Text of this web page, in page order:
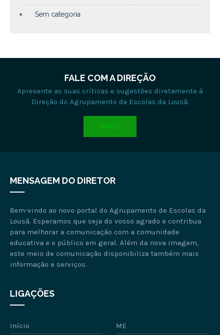
Sem categoria
FALE COM A DIREÇÃO
Apresente as suas críticas e sugestões diretamente à
Direção do Agrupamento de Escolas da Lousã.
EMAIL
MENSAGEM DO DIRETOR
Bem-vindo ao novo portal do Agrupamento de Escolas da
Lousã. Esperamos que seja do vosso agrado e contribua
para melhorar a comunicação com a comunidade
educativa e o público em geral. Além da nova imagem,
este meio de comunicação disponibiliza também mais
informação e serviços.
LIGAÇÕES
Início
ME